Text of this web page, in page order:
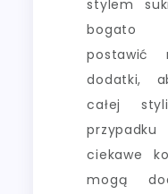
stylem
bogato
postawić
dodatki,
całej
ciekawe
mogą